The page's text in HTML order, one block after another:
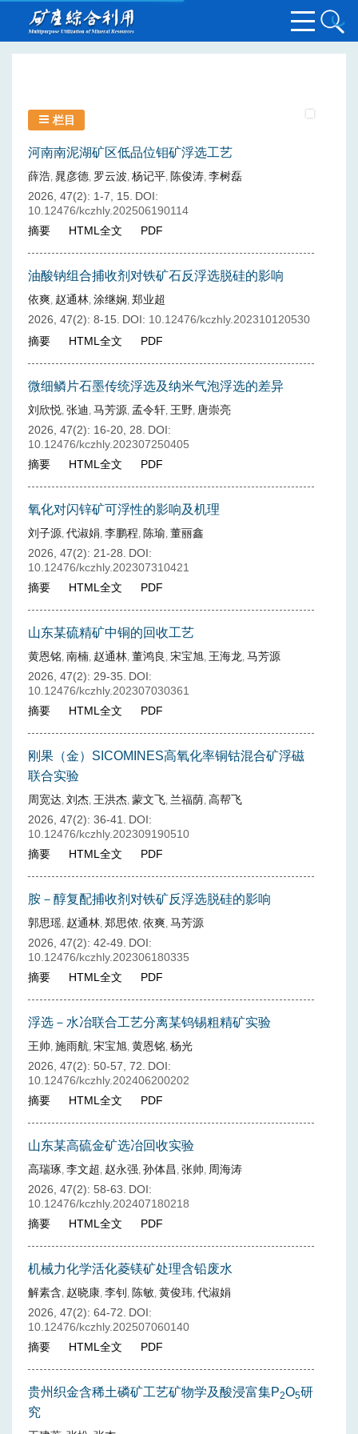
栏目
河南南泥湖矿区低品位钼矿浮选工艺
薛浩, 晁彦德, 罗云波, 杨记平, 陈俊涛, 李树磊
2026, 47(2): 1-7, 15. DOI:
10.12476/kczhly.202506190114
摘要
HTML全文 PDF
油酸钠组合捕收剂对铁矿石反浮选脱硅的影响
依爽, 赵通林, 涂继娴, 郑业超
2026, 47(2): 8-15. DOI: 10.12476/kczhly.202310120530
摘要
HTML全文 PDF
微细鳞片石墨传统浮选及纳米气泡浮选的差异
刘欣悦, 张迪, 马芳源, 孟令轩, 王野, 唐崇亮
2026, 47(2): 16-20, 28. DOI:
10.12476/kczhly.202307250405
摘要
HTML全文 PDF
氧化对闪锌矿可浮性的影响及机理
刘子源, 代淑娟, 李鹏程, 陈瑜, 董丽鑫
2026, 47(2): 21-28. DOI:
10.12476/kczhly.202307310421
摘要
HTML全文 PDF
山东某硫精矿中铜的回收工艺
黄恩铭, 南楠, 赵通林, 董鸿良 , 宋宝旭, 王海龙, 马芳源
2026, 47(2): 29-35. DOI:
10.12476/kczhly.202307030361
摘要
HTML全文 PDF
刚果（金）SICOMINES高氧化率铜钴混合矿浮磁
联合实验
周宽达, 刘杰, 王洪杰, 蒙文飞, 兰福荫, 高帮飞
2026, 47(2): 36-41.
DOI:
10.12476/kczhly.202309190510
摘要
HTML全文 PDF
胺－醇复配捕收剂对铁矿反浮选脱硅的影响
郭思瑶, 赵通林, 郑思侬, 依爽, 马芳源
2026, 47(2): 42-49. DOI:
10.12476/kczhly.202306180335
摘要
HTML全文 PDF
浮选－水冶联合工艺分离某钨锡粗精矿实验
王帅, 施雨航, 宋宝旭, 黄恩铭, 杨光
2026, 47(2): 50-57, 72. DOI:
10.12476/kczhly.202406200202
摘要
HTML全文 PDF
山东某高硫金矿选冶回收实验
高瑞琢, 李文超 , 赵永强, 孙体昌 , 张帅, 周海涛
2026, 47(2): 58-63. DOI:
10.12476/kczhly.202407180218
摘要
HTML全文 PDF
机械力化学活化菱镁矿处理含铅废水
解素含, 赵晓康, 李钊, 陈敏, 黄俊玮, 代淑娟
2026, 47(2): 64-72. DOI:
10.12476/kczhly.202507060140
摘要
HTML全文 PDF
贵州织金含稀土磷矿工艺矿物学及酸浸富集P2O5研
究